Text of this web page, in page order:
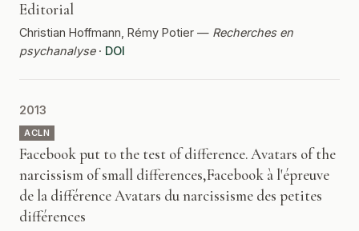
Editorial
Christian Hoffmann, Rémy Potier — Recherches en
psychanalyse· DOI
2013
ACLN
Facebook put to the test of difference. Avatars of the
narcissism of small differences,Facebook à l'épreuve
de la différence Avatars du narcissisme des petites
différences